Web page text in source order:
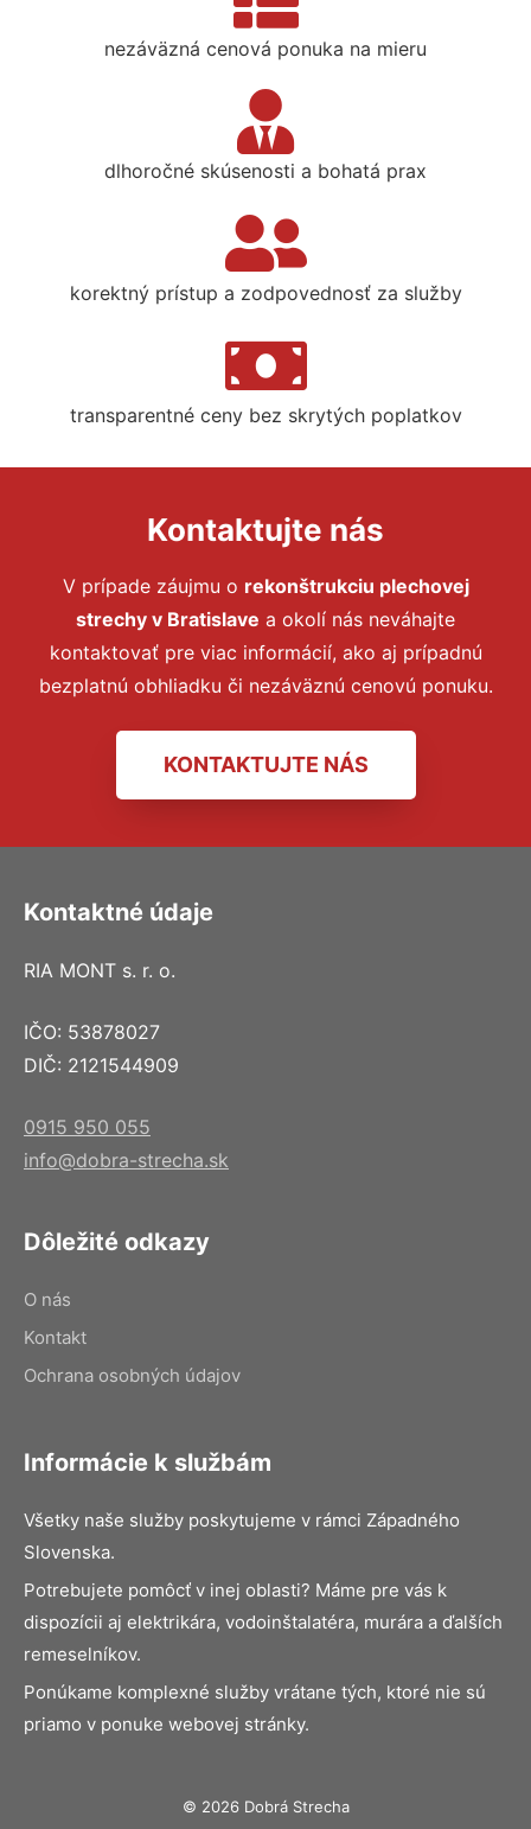
nezáväzná cenová ponuka na mieru
dlhoročné skúsenosti a bohatá prax
korektný prístup a zodpovednosť za služby
transparentné ceny bez skrytých poplatkov
Kontaktujte nás
V prípade záujmu o rekonštrukciu plechovej
strechy v Bratislave a okolí nás neváhajte
kontaktovať pre viac informácií, ako aj prípadnú
bezplatnú obhliadku či nezáväznú cenovú ponuku.
KONTAKTUJTE NÁS
Kontaktné údaje
RIA MONT s. r. o.
IČO: 53878027
DIČ: 2121544909
0915 950 055
info@dobra-strecha.sk
Dôležité odkazy
O nás
Kontakt
Ochrana osobných údajov
Informácie k službám
Všetky naše služby poskytujeme v rámci Západného
Slovenska.
Potrebujete pomôcť v inej oblasti? Máme pre vás k
dispozícii aj elektrikára, vodoinštalatéra, murára a ďalších
remeselníkov.
Ponúkame komplexné služby vrátane tých, ktoré nie sú
priamo v ponuke webovej stránky.
© 2026 Dobrá Strecha